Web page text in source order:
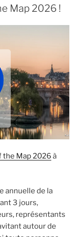
Map 2026 !
the Map 2026 à
annuelle de la
3 jours,
représentants
autour de